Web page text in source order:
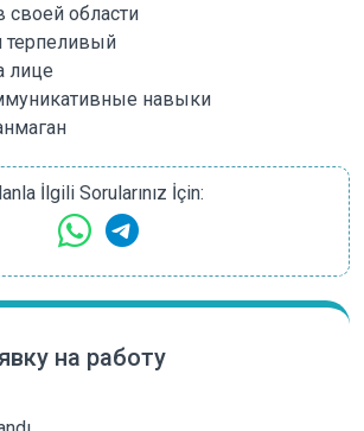
своей области
терпеливый
лице
навыки
İlgili Sorularınız İçin:
на работу